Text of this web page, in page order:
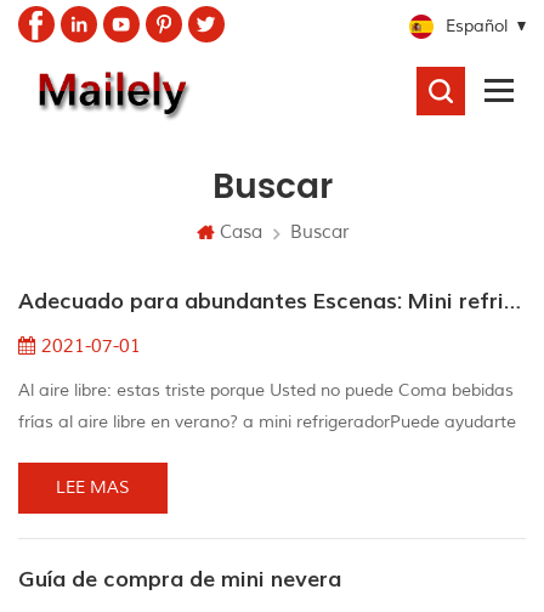
Español
Buscar
Casa Buscar
Adecuado para abundantes Escenas: Mini refrigerador
2021-07-01
Al aire libre: estas triste porque Usted no puede Coma bebidas
frías al aire libre en verano? a mini refrigeradorPuede ayudarte
en casi cualquier lugar con un tapón eléctrico, y se puede
almacenar fácilmente en cocinas al aire libre, piscinas e incluso
más cómoda y conveniente. El ...
LEE MAS
Guía de compra de mini nevera